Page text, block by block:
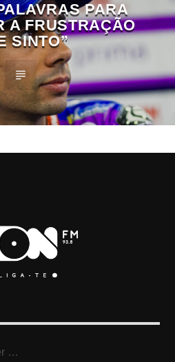
PARA
A FRUSTRAÇÃO
SINTO”